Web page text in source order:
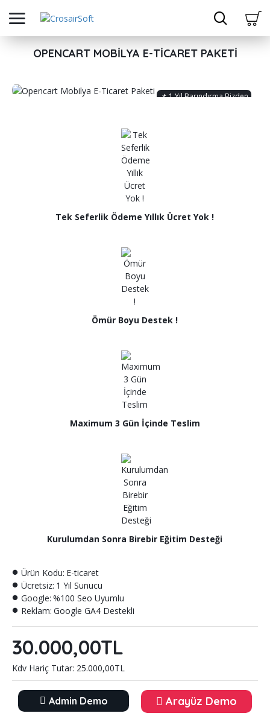
OPENCART MOBILYA E-TICARET PAKETI
📌 1 Yıl Barındırma Bizden
Tek Seferlik Ödeme Yıllık Ücret Yok !
Ömür Boyu Destek !
Maximum 3 Gün İçinde Teslim
Kurulumdan Sonra Birebir Eğitim Desteği
Ürün Kodu: E-ticaret
Ücretsiz: 1 Yıl Sunucu
Google: %100 Seo Uyumlu
Reklam: Google GA4 Destekli
30.000,00TL
Kdv Hariç Tutar: 25.000,00TL
Admin Demo Arayüz Demo